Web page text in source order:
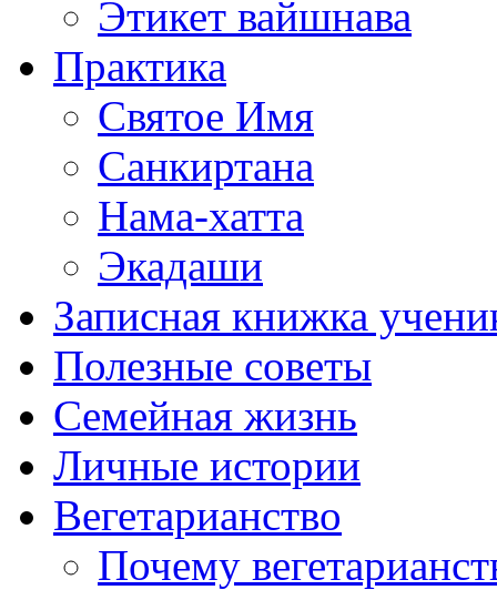
Этикет вайшнава
Практика
Святое Имя
Санкиртана
Нама-хатта
Экадаши
Записная книжка
Полезные советы
Семейная жизнь
Личные истории
Вегетарианство
Почему